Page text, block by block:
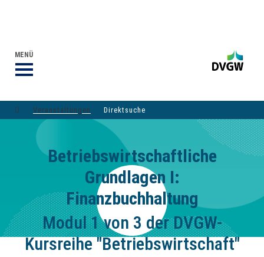
MENÜ
Veranstaltungen Direktsuche
Betriebswirtschaftliche
Grundlagen I:
Finanzbuchhaltung
Modul 1 von 3 der DVGW-
Kursreihe "Betriebswirtschaft"